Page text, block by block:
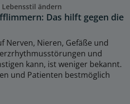
ändern
Das hilft gegen die
Nerven, Nieren, Gefäße und
und
kann, ist weniger bekannt.
und Patienten bestmöglich